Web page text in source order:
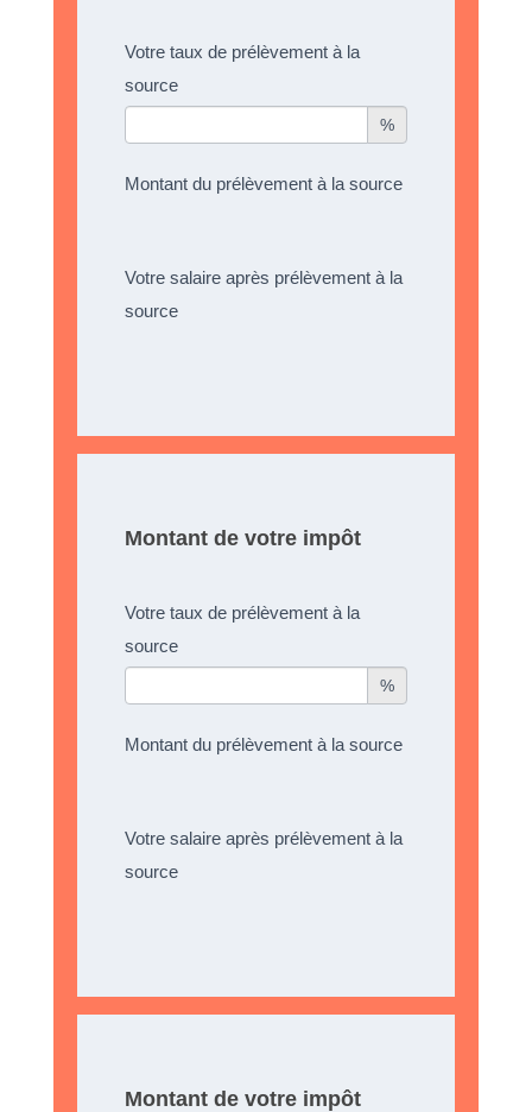
Votre taux de prélèvement à la
source
%
Montant du prélèvement à la source
Votre salaire après prélèvement à la
source
Montant de votre impôt
Votre taux de prélèvement à la
source
%
Montant du prélèvement à la source
Votre salaire après prélèvement à la
source
Montant de votre impôt